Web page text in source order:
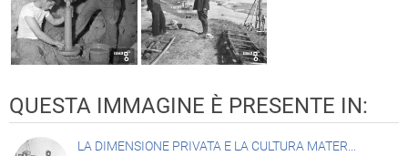
QUESTA IMMAGINE È PRESENTE IN:
LA DIMENSIONE PRIVATA E LA CULTURA MATER...